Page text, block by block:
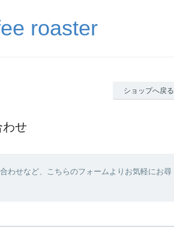
roaster
ショップへ戻る
わせ
わせなど、こちらのフォームよりお気軽にお尋